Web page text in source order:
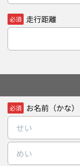
必須 走行距離
必須 お名前（かな）